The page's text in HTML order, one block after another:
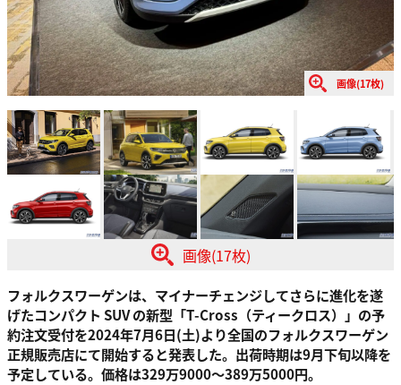
画像(17枚)
画像(17枚)
フォルクスワーゲンは、マイナーチェンジしてさらに進化を遂
げたコンパクト SUV の新型「T-Cross（ティークロス）」の予
約注文受付を2024年7月6日(土)より全国のフォルクスワーゲン
正規販売店にて開始すると発表した。出荷時期は9月下旬以降を
予定している。価格は329万9000～389万5000円。